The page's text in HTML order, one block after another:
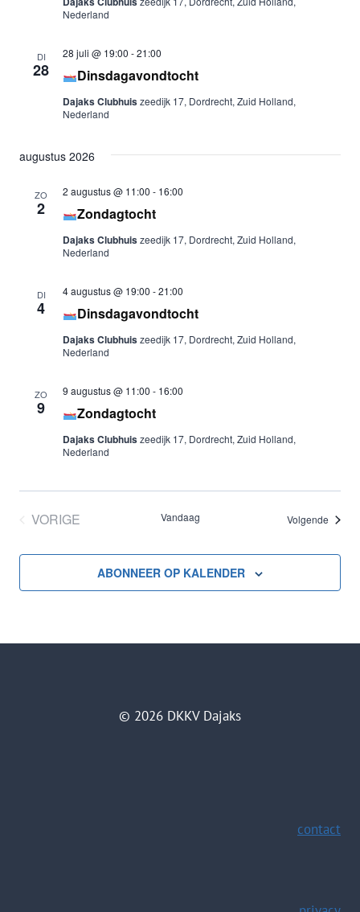
Nederland
DI
28 Dinsdagavondtocht
28 juli @ 19:00 -21:00
Dajaks Clubhuiszeedijk 17, Dordrecht, Zuid Holland,
Nederland
augustus 2026
ZO
2 Zondagtocht
2 augustus @ 11:00 - 16:00
Dajaks Clubhuiszeedijk 17, Dordrecht, Zuid Holland,
Nederland
DI
4 Dinsdagavondtocht
4 augustus @ 19:00 -21:00
Dajaks Clubhuiszeedijk 17, Dordrecht, Zuid Holland,
Nederland
ZO
9 Zondagtocht
9 augustus @ 11:00 - 16:00
Dajaks Clubhuiszeedijk 17, Dordrecht, Zuid Holland,
Nederland
VORIGE
Vandaag Volgende
ABONNEER OP KALENDER
© 2026 DKKV Dajaks
contact